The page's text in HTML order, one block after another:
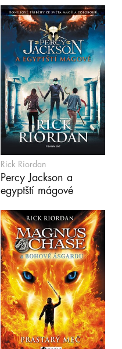
Rick Riordan
Percy Jackson a
egyptští mágové